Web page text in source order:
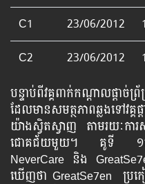
C1 23/06/2012
C2
23/06/2012
បន្ទាប់​ពី​វគ្គ​ពាក់​កណ្ដាល​ផ្ដ
ដែល​មាន​សមត្ថភាព​ឆ្លង​ទៅ​វគ្គ​
យ៉ាង​ស្វិតស្វាញ តាម​រយៈ​ការ​
ជោគជ័យ​មួយ។ គូទី ១នៅ​វគ្គ​ផ្
NeverCare និង​
ឃើញ​ថា GreatSe7en ប្រក